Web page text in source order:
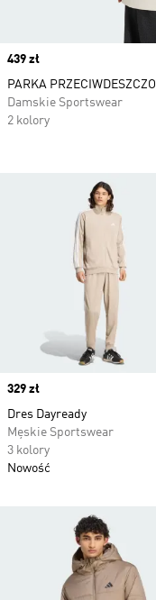
Price
329 zł
Dres Dayready
Męskie Sportswear
3 kolory
Nowość
Price
439 zł
PARKA
Damskie Sportswear
2 kolory